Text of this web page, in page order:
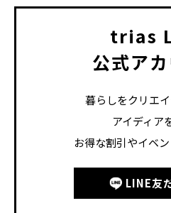
trias
公式ア
暮らしをクリエ
アイディア
お得な割引やイベ
LINE友